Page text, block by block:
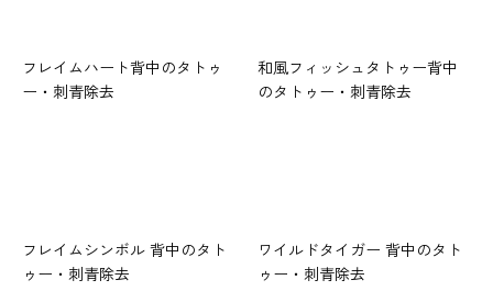
フレイムハート背中のタトゥ
ー・刺青除去
和風フィッシュタトゥー背中
のタトゥー・刺青除去
フレイムシンボル 背中のタト
ゥー・刺青除去
ワイルドタイガー 背中のタト
ゥー・刺青除去